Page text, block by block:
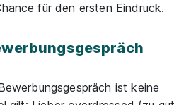
für den ersten Eindruck.
ist keine